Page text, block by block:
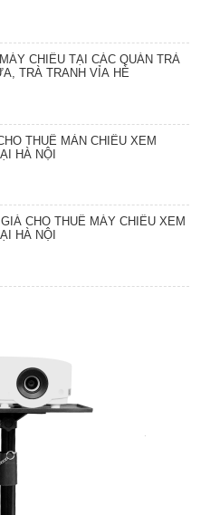
CHIẾU TẠI CÁC QUÁN TRÀ
TRÀ TRANH VỈA HÈ
THUÊ MÀN CHIẾU XEM
HÀ NỘI
CHO THUÊ MÁY CHIẾU XEM
HÀ NỘI